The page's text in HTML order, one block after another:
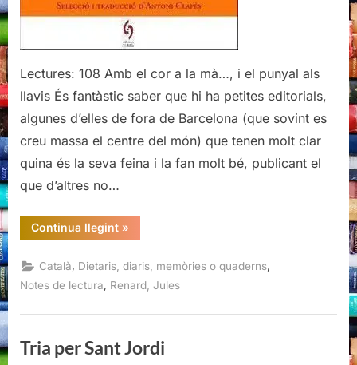
Renard
Lectures: 108 Amb el cor a la mà…, i el punyal als
llavis És fantàstic saber que hi ha petites editorials,
algunes d’elles de fora de Barcelona (que sovint es
creu massa el centre del món) que tenen molt clar
quina és la seva feina i la fan molt bé, publicant el
que d’altres no…
Continua llegint“Els
burgesos
sempre
els
altres,
Jules
»
Català Dietaris, diaris, memòries o quaderns
Notes de lectura
Renard, Jules
Tria per Sant Jordi